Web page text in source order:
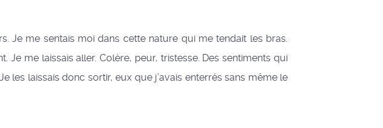
Je me sentais moi dans cette nature qui me tendait les bras.
Je me laissais aller. Colère, peur, tristesse. Des sentiments qui
les laissais donc sortir, eux que j’avais enterrés sans même le